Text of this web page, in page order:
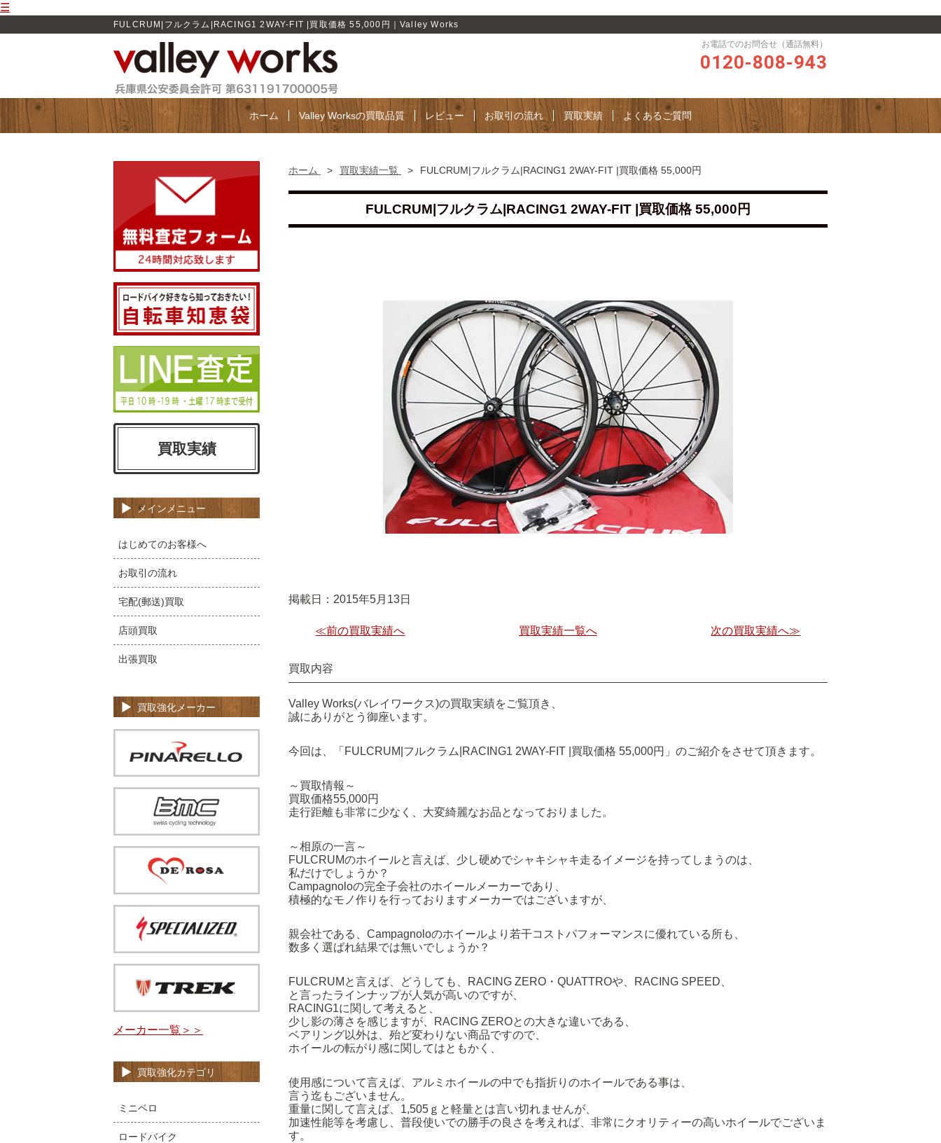
☰
FULCRUM|フルクラム|RACING1 2WAY-FIT |買取価格 55,000円｜Valley Works
お電話でのお問合せ（通話無料）
0120-808-943
ホーム Valley Worksの買取品質 レビュー お取引の流れ 買取実績 よくあるご質問
ホーム > 買取実績一覧 > FULCRUM|フルクラム|RACING1 2WAY-FIT |買取価格 55,000円
FULCRUM|フルクラム|RACING1 2WAY-FIT |買取価格 55,000円
掲載日：2015年5月13日
≪前の買取実績へ 買取実績一覧へ 次の買取実績へ≫
買取内容
Valley Works(バレイワークス)の買取実績をご覧頂き、
誠にありがとう御座います。
今回は、「FULCRUM|フルクラム|RACING1 2WAY-FIT |買取価格 55,000円」のご紹介をさせて頂きます。
～買取情報～
買取価格55,000円
走行距離も非常に少なく、大変綺麗なお品となっておりました。
～相原の一言～
FULCRUMのホイールと言えば、少し硬めでシャキシャキ走るイメージを持ってしまうのは、
私だけでしょうか？
Campagnoloの完全子会社のホイールメーカーであり、
積極的なモノ作りを行っておりますメーカーではございますが、
親会社である、Campagnoloのホイールより若干コストパフォーマンスに優れている所も、
数多く選ばれ結果では無いでしょうか？
FULCRUMと言えば、どうしても、RACING ZERO・QUATTROや、RACING SPEED、
と言ったラインナップが人気が高いのですが、
RACING1に関して考えると、
少し影の薄さを感じますが、RACING ZEROとの大きな違いである、
ベアリング以外は、殆ど変わりない商品ですので、
ホイールの転がり感に関してはともかく、
使用感について言えば、アルミホイールの中でも指折りのホイールである事は、
言う迄もございません。
重量に関して言えば、1,505ｇと軽量とは言い切れませんが、
加速性能等を考慮し、普段使いでの勝手の良さを考えれば、非常にクオリティーの高いホイールでございま
す。
買取実績
メインメニュー
はじめてのお客様へ
お取引の流れ
宅配(郵送)買取
店頭買取
出張買取
買取強化メーカー
メーカー一覧＞＞
買取強化カテゴリ
ミニベロ
ロードバイク